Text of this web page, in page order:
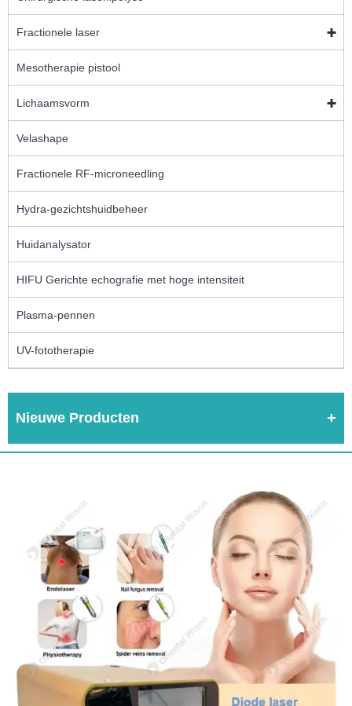
Fractionele laser
Mesotherapie pistool
Lichaamsvorm
Velashape
Fractionele RF-microneedling
Hydra-gezichtshuidbeheer
Huidanalysator
HIFU Gerichte echografie met hoge intensiteit
Plasma-pennen
UV-fototherapie
Nieuwe Producten